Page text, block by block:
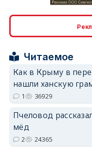
Читаемое
Как в Крыму в
нашли ханскую
1 36929
Пчеловод
мёд
2 24365